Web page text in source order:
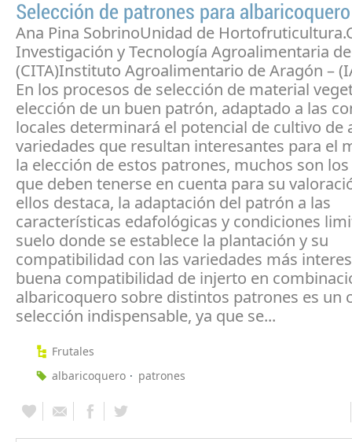
Selección de patrones para albaricoquero
Ana Pina SobrinoUnidad de
Investigación y Tecnología Agroalimentaria
(CITA)Instituto Agroalimentario de Aragón –
En los procesos de selección de material
elección de un buen patrón, adaptado a las
locales determinará el potencial de cultivo de
variedades que resultan interesantes para el
la elección de estos patrones, muchos son
que deben tenerse en cuenta para su
ellos destaca, la adaptación del patrón a las
características edafológicas y condiciones
suelo donde se establece la plantación y su
compatibilidad con las variedades más
buena compatibilidad de injerto en
albaricoquero sobre distintos patrones es un
selección indispensable, ya que se...
Frutales
albaricoquero
patrones